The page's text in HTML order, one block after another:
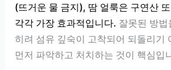
(뜨거운 물 금지), 땀 얼룩은 구연산
각각 가장 효과적입니다. 잘못된 방법
히려 섬유 깊숙이 고착되어 되돌리기
먼저 파악하고 처치하는 것이 핵심입